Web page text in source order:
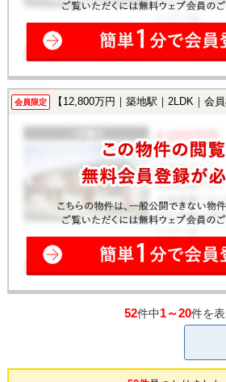
会員限定 【12,800万円｜築地駅｜2LDK｜会員
52件中1～20件を